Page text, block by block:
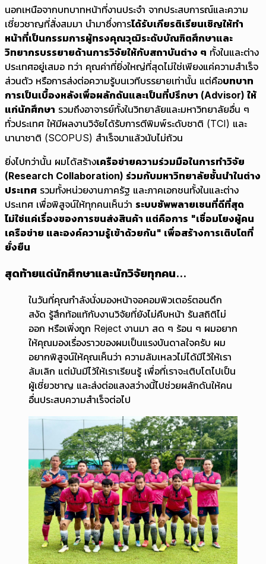
นอกเหนือจากบทบาทหน้าที่งานประจำ จากประสบการณ์และความ
เชี่ยวชาญที่สั่งสมมา นำมาซึ่งการได้รับเกียรติเรียนเชิญให้ทำ
หน้าที่เป็นกรรมการผู้ทรงคุณวุฒิระดับบัณฑิตศึกษาและ
วิทยากรบรรยายด้านการวิจัยให้กับสถาบันต่าง ๆ ทั้งในและต่าง
ประเทศอยู่เสมอ ทว่า คุณค่าที่ยิ่งใหญ่ที่สุดไม่ใช่เพียงแค่ความสำเร็จ
ส่วนตัว หรือการส่งต่อความรู้บนเวทีบรรยายเท่านั้น แต่คือบทบาท
การเป็นเบื้องหลังเพื่อผลักดันและเป็นที่ปรึกษา (Advisor) ให้
แก่นักศึกษา รวมถึงอาจารย์ทั้งในวิทยาลัยและมหาวิทยาลัยอื่น ๆ
ทั่วประเทศ ให้มีผลงานวิจัยได้รับการตีพิมพ์ระดับชาติ (TCI) และ
นานาชาติ (SCOPUS) สำเร็จมาแล้วนับไม่ถ้วน
ยิ่งไปกว่านั้น ผมได้สร้างเครือข่ายความร่วมมือในการทำวิจัย
(Research Collaboration) ร่วมกับมหาวิทยาลัยชั้นนำในต่าง
ประเทศ รวมทั้งหน่วยงานภาครัฐ และภาคเอกชนทั้งในและต่าง
ประเทศ เพื่อพิสูจน์ให้ทุกคนเห็นว่า ระบบซัพพลายเชนที่ดีที่สุด
ไม่ใช่แค่เรื่องของการขนส่งสินค้า แต่คือการ "เชื่อมโยงผู้คน
เครือข่าย และองค์ความรู้เข้าด้วยกัน" เพื่อสร้างการเติบโตที่
ยั่งยืน
สุดท้ายแด่นักศึกษาและนักวิจัยทุกคน...
ในวันที่คุณกำลังนั่งมองหน้าจอคอมพิวเตอร์ตอนดึก
สงัด รู้สึกท้อแท้กับงานวิจัยที่ยังไม่คืบหน้า รันสถิติไม่
ออก หรือเพิ่งถูก Reject งานมา สด ๆ ร้อน ๆ ผมอยาก
ให้คุณมองเรื่องราวของผมเป็นแรงบันดาลใจครับ ผม
อยากพิสูจน์ให้คุณเห็นว่า ความล้มเหลวไม่ได้มีไว้ให้เรา
ล้มเลิก แต่มันมีไว้ให้เราเรียนรู้ เพื่อที่เราจะเติบโตไปเป็น
ผู้เชี่ยวชาญ และส่งต่อแสงสว่างนี้ไปช่วยผลักดันให้คน
อื่นประสบความสำเร็จต่อไป